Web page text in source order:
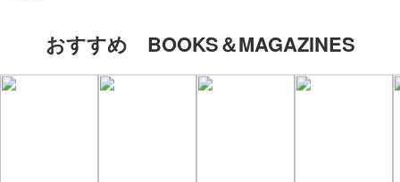
おすすめ BOOKS＆MAGAZINES